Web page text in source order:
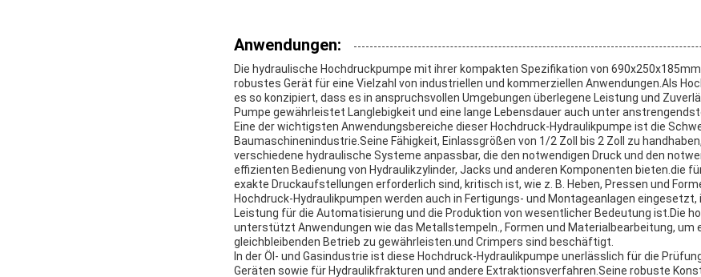
Anwendungen:
Die hydraulische Hochdruckpumpe mit ihrer kompakten Spezifikation von
robustes Gerät für eine Vielzahl von industriellen und kommerziellen Anwendungen.Als
es so konzipiert, dass es in anspruchsvollen Umgebungen überlegene Leistung und
Pumpe gewährleistet Langlebigkeit und eine lange Lebensdauer auch unter
Eine der wichtigsten Anwendungsbereiche dieser Hochdruck-Hydraulikpumpe ist die
Baumaschinenindustrie.Seine Fähigkeit, Einlassgrößen von 1/2 Zoll bis 2 Zoll zu
verschiedene hydraulische Systeme anpassbar, die den notwendigen Druck und den
effizienten Bedienung von Hydraulikzylinder, Jacks und anderen Komponenten bieten.die
exakte Druckaufstellungen erforderlich sind, kritisch ist, wie z. B. Heben, Pressen und
Hochdruck-Hydraulikpumpen werden auch in Fertigungs- und Montageanlagen eingesetzt,
Leistung für die Automatisierung und die Produktion von wesentlicher Bedeutung ist.Die
unterstützt Anwendungen wie das Metallstempeln., Formen und Materialbearbeitung, um
gleichbleibenden Betrieb zu gewährleisten.und Crimpers sind beschäftigt.
In der Öl- und Gasindustrie ist diese Hochdruck-Hydraulikpumpe unerlässlich für die
Geräten sowie für Hydraulikfrakturen und andere Extraktionsverfahren.Seine robuste